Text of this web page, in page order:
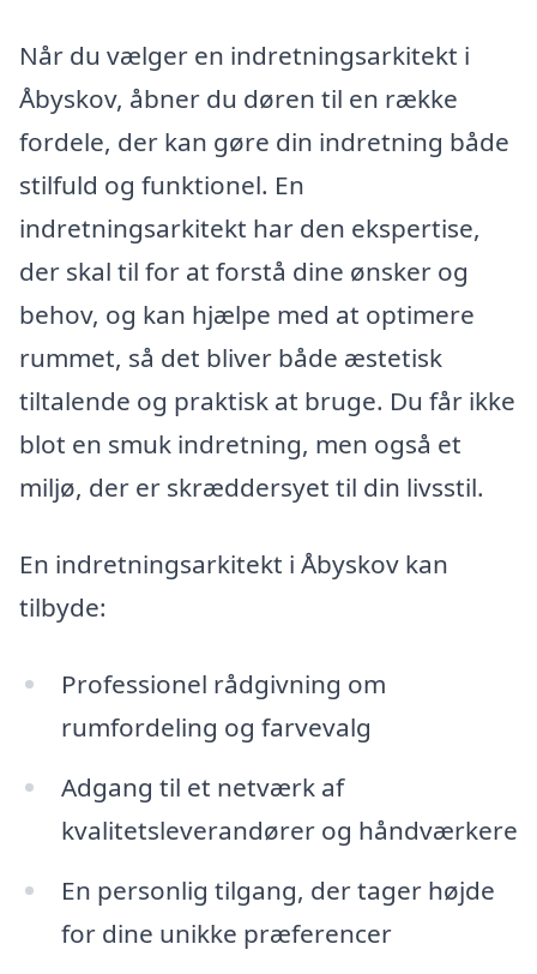
Når du vælger en indretningsarkitekt i
Åbyskov, åbner du døren til en række
fordele, der kan gøre din indretning både
stilfuld og funktionel. En
indretningsarkitekt har den ekspertise,
der skal til for at forstå dine ønsker og
behov, og kan hjælpe med at optimere
rummet, så det bliver både æstetisk
tiltalende og praktisk at bruge. Du får ikke
blot en smuk indretning, men også et
miljø, der er skræddersyet til din livsstil.
En indretningsarkitekt i Åbyskov kan
tilbyde:
Professionel rådgivning om
rumfordeling og farvevalg
Adgang til et netværk af
kvalitetsleverandører og håndværkere
En personlig tilgang, der tager højde
for dine unikke præferencer